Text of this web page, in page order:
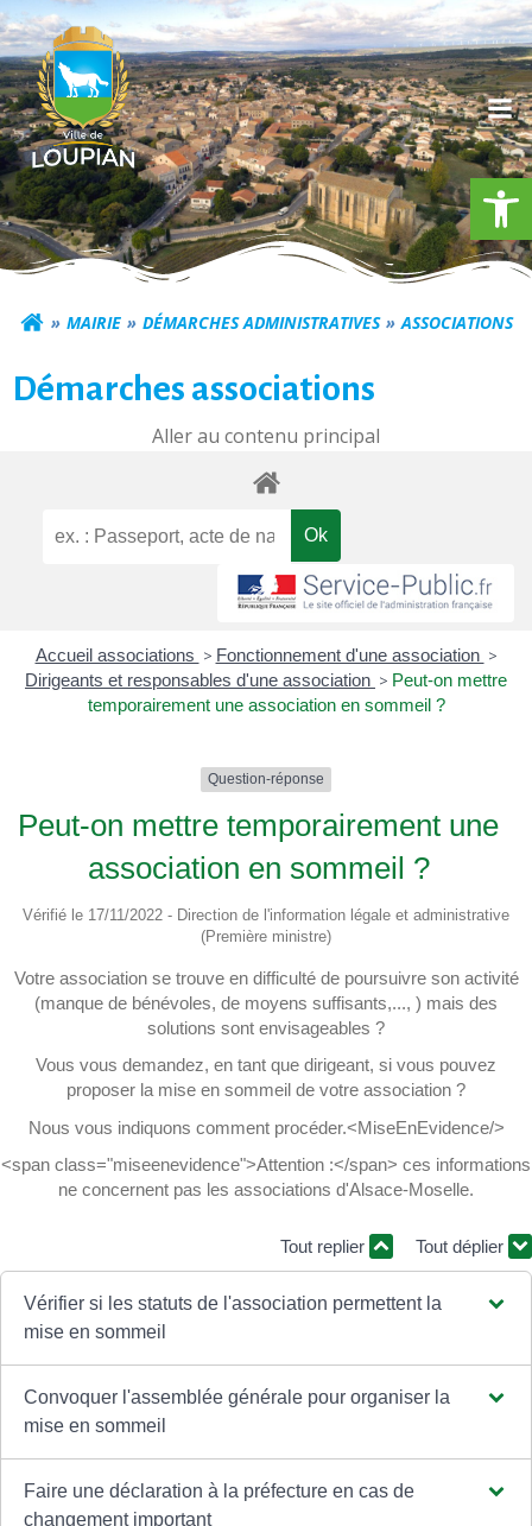
Aller
au
contenu
Commune de
MAIRIE DÉMARCHES ADMINISTRATIVES ASSOCIATIONS
Démarches associations
Aller au contenu principal
Accueil associations > Fonctionnement d'une association >
Dirigeants et responsables d'une association > Peut-on mettre
temporairement une association en sommeil ?
Question-réponse
Peut-on mettre temporairement une
association en sommeil ?
Vérifié le 17/11/2022 - Direction de l'information légale et administrative
(Première ministre)
Votre association se trouve en difficulté de poursuivre son activité
(manque de bénévoles, de moyens suffisants,..., ) mais des
solutions sont envisageables ?
Vous vous demandez, en tant que dirigeant, si vous pouvez
proposer la mise en sommeil de votre association ?
Nous vous indiquons comment procéder.<MiseEnEvidence/>
<span class="miseenevidence">Attention :</span> ces informations
ne concernent pas les associations d'Alsace-Moselle.
Tout replier Tout déplier
Vérifier si les statuts de l'association permettent la
mise en sommeil
Convoquer l'assemblée générale pour organiser la
mise en sommeil
Faire une déclaration à la préfecture en cas de
changement important